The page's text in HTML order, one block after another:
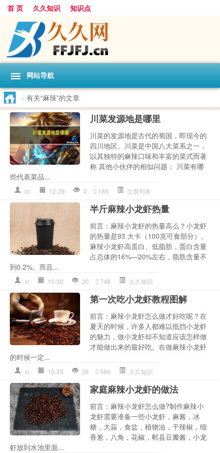
首 页 久久知识 知识点
网站导航
> 有关“麻辣”的文章
川菜发源地是哪里
川菜的发源地是古代的蜀国，即现今的
四川地区。川菜是中国八大菜系之一，
以其独特的麻辣口味和丰富的菜式而著
称 其他小伙伴的相似问题： 川菜有哪
些代表菜品...
cc 12-29 0 185 文章列表
半斤麻辣小龙虾热量
前言：麻辣小龙虾的热量高么？小龙虾
的热量是93 大卡（100克可食部分）。
麻辣小龙虾高蛋白、低脂肪，蛋白含量
占总体的16%—20%左右，脂肪含量不
到0.2%。而且...
xl 10-30 20 748 久久知识
第一次吃小龙虾教程图解
前言：麻辣小龙虾怎么做才好吃呢？在
夏天的时候，许多人都难以抵挡小龙虾
的魅力，做小龙虾却不知道应该怎样做
才能做出来的最好吃。在做麻辣小龙虾
的时候一定...
xl 10-29 26 586 久久知识
家庭麻辣小龙虾的做法
前言：麻辣小龙虾怎么做?制作麻辣小
龙虾需要准备一些小龙虾，麻酱，冰
糖，大蒜，食盐，植物油，干辣椒，细
香葱，八角，花椒，郫县豆瓣酱，小龙
虾放到水池里面...